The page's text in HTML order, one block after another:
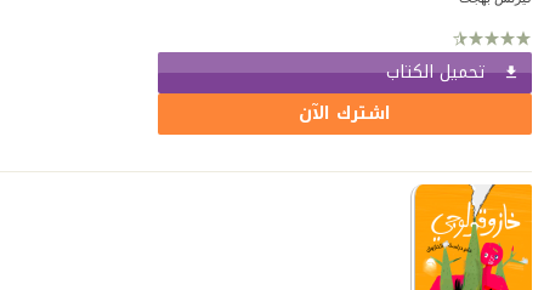
تحميل الكتاب
اشترك الآن